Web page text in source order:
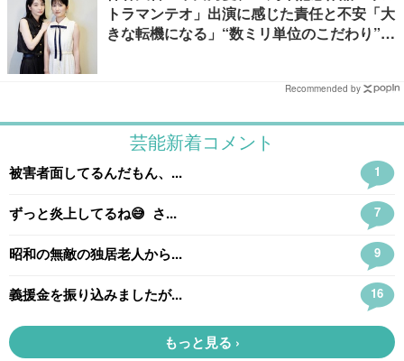
トラマンテオ」出演に感じた責任と不安「大
きな転機になる」“数ミリ単位のこだわり”特
Recommended by